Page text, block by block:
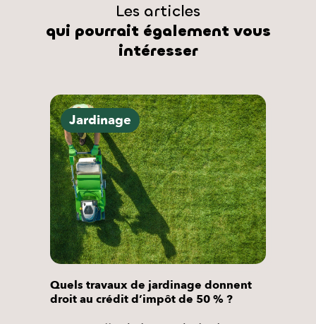
Les articles
qui pourrait également vous
intéresser
Jardinage
Quels travaux de jardinage donnent
droit au crédit d’impôt de 50 % ?